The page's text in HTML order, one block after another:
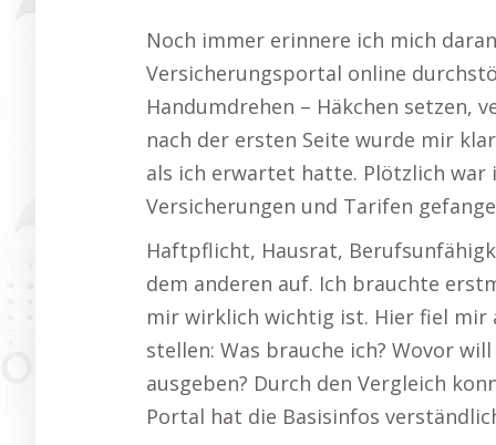
Noch immer erinnere ich mich
Versicherungsportal online
Handumdrehen – Häkchen setzen,
nach der ersten Seite wurde mir
als ich erwartet hatte. Plötzlich
Versicherungen und Tarifen
Haftpflicht, Hausrat,
dem anderen auf. Ich brauchte
mir wirklich wichtig ist. Hier fiel mir
stellen: Was brauche ich? Wovor
ausgeben? Durch den Vergleich
Portal hat die Basisinfos